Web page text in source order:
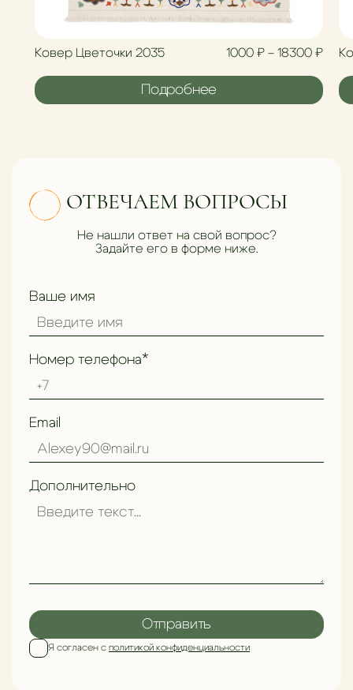
Ковер Цветочки 2035 1000₽ – 18300₽
Подробнее
ОТВЕЧАЕМ ВОПРОСЫ
Не нашли ответ на свой вопрос?
Задайте его в форме ниже.
Ваше имя
Номер телефона*
Email
Дополнительно
Я согласен с политикой конфиденциальности
Отправить